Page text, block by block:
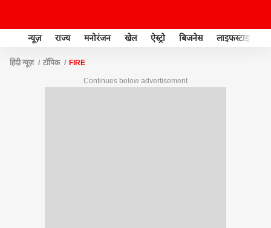
न्यूज़ राज्य मनोरंजन खेल ऐस्ट्रो बिजनेस लाइफस्टाइल
हिंदी न्यूज़ टॉपिक FIRE
Continues below advertisement